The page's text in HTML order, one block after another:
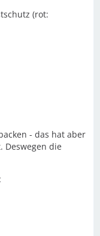
(rot:
- das hat aber
Deswegen die